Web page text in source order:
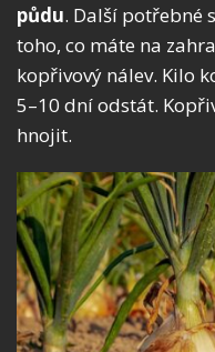
půdu. Další potřebné
toho, co máte na
kopřivový nálev. Kilo
5–10 dní odstát.
hnojit.